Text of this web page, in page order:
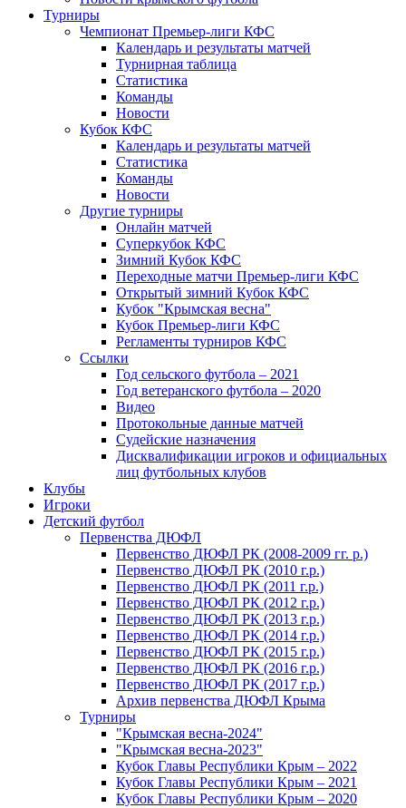
Турниры
Чемпионат Премьер-лиги КФС
Календарь и результаты матчей
Турнирная таблица
Статистика
Команды
Новости
Кубок КФС
Календарь и результаты матчей
Статистика
Команды
Новости
Другие турниры
Онлайн матчей
Суперкубок КФС
Зимний Кубок КФС
Переходные матчи Премьер-лиги КФС
Открытый зимний Кубок КФС
Кубок "Крымская весна"
Кубок Премьер-лиги КФС
Регламенты турниров КФС
Ссылки
Год сельского футбола – 2021
Год ветеранского футбола – 2020
Видео
Протокольные данные матчей
Судейские назначения
Дисквалификации игроков и официальных
лиц футбольных клубов
Клубы
Игроки
Детский футбол
Первенства ДЮФЛ
Первенство ДЮФЛ РК (2008-2009 гг. р.)
Первенство ДЮФЛ РК (2010 г.р.)
Первенство ДЮФЛ РК (2011 г.р.)
Первенство ДЮФЛ РК (2012 г.р.)
Первенство ДЮФЛ РК (2013 г.р.)
Первенство ДЮФЛ РК (2014 г.р.)
Первенство ДЮФЛ РК (2015 г.р.)
Первенство ДЮФЛ РК (2016 г.р.)
Первенство ДЮФЛ РК (2017 г.р.)
Архив первенства ДЮФЛ Крыма
Турниры
"Крымская весна-2024"
"Крымская весна-2023"
Кубок Главы Республики Крым – 2022
Кубок Главы Республики Крым – 2021
Кубок Главы Республики Крым – 2020